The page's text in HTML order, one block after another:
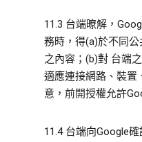
11.3 台端暸解，
務時，得(a)於不同
之內容；(b)對 台端
適應連接網路、裝置
意，前開授權允許
11.4 台端向Google